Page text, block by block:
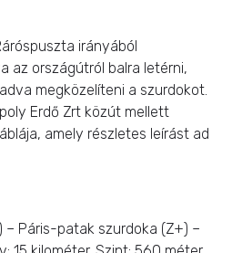
irányából
az országútról balra letérni,
megközelíteni a szurdokot.
Erdő Zrt közút mellett
amely részletes leírást ad
– Páris-patak szurdoka (Z+) –